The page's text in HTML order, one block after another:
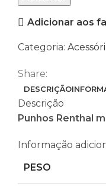
enduro
Adicionar aos
Categoria:
Share:
DESCRIÇÃO
Descrição
Punhos Renthal
Informação
PESO